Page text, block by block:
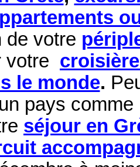
de votre
votre
le monde.
pays
séjour en